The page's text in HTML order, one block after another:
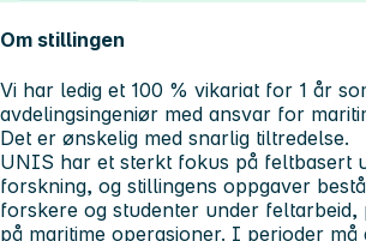
Om stillingen
Vi har ledig et 100 % vikariat for 1 år
avdelingsingeniør med ansvar for
Det er ønskelig med snarlig tiltredelse.
UNIS har et sterkt fokus på feltbasert
forskning, og stillingens oppgaver
forskere og studenter under
på maritime operasjoner. I perioder må